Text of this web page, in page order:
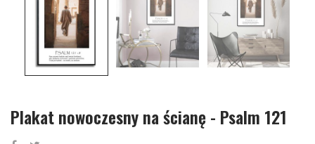
Plakat nowoczesny na ścianę - Psalm 121